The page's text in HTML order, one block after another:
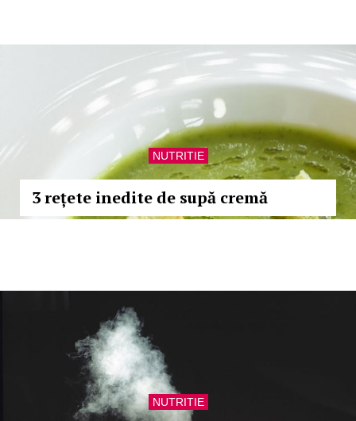
NUTRITIE
3 rețete inedite de supă cremă
NUTRITIE